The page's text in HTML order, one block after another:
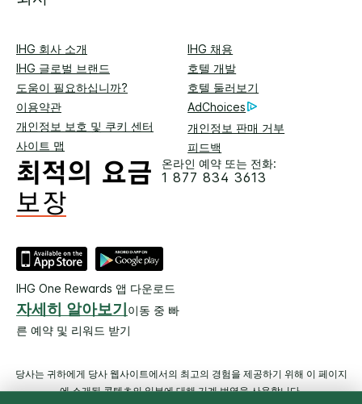
IHG 회사 소개
IHG 채용
IHG 글로벌 브랜드
호텔 개발
도움이 필요하십니까?
호텔 둘러보기
이용약관
AdChoices
개인정보 보호 및 쿠키 센터
개인정보 판매 거부
사이트 맵
피드백
온라인 예약 또는 전화:
1 877 834 3613
IHG One Rewards 앱 다운로드
자세히 알아보기이동 중 빠
른 예약 및 리워드 받기
당사는 귀하에게 당사 웹사이트에서의 최고의 경험을 제공하기 위해 이 페이지
에 소개된 콘텐츠의 일부에 대해 기계 번역을 사용합니다.